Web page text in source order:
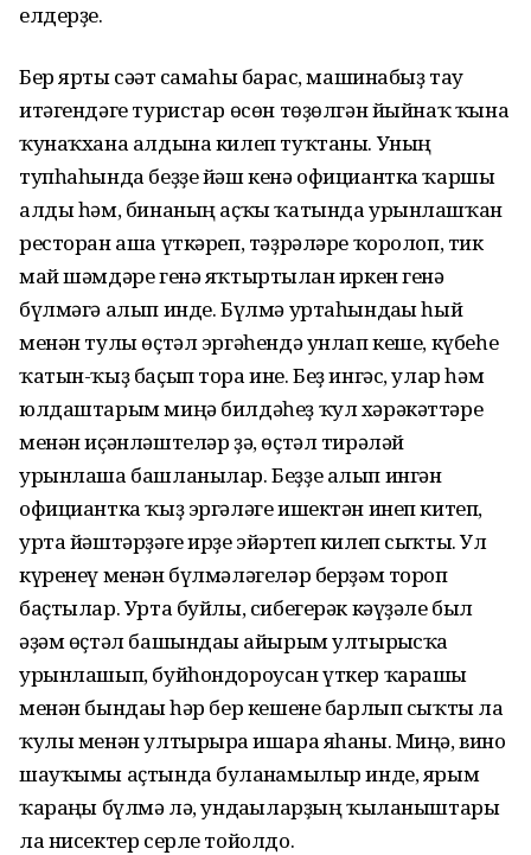
елдерҙе.
Бер ярты сәғәт самаһы барғас, машинабыҙ тау
итәгендәге туристар өсөн төҙөлгән йыйнаҡ ҡына
ҡунаҡхана алдына килеп туҡтаны. Уның
тупһаһында беҙҙе йәш кенә официантка ҡаршы
алды һәм, бинаның аҫҡы ҡатында урынлашҡан
ресторан аша үткәреп, тәҙрәләре ҡоролоп, тик
май шәмдәре генә яҡтыртылған иркен генә
бүлмәгә алып инде. Бүлмә уртаһындағы һый
менән тулы өҫтәл эргәһендә унлап кеше, күбеһе
ҡатын-ҡыҙ баҫып тора ине. Беҙ ингәс, улар һәм
юлдаштарым миңә билдәһеҙ ҡул хәрәкәттәре
менән иҫәнләштеләр ҙә, өҫтәл тирәләй
урынлаша башланылар. Беҙҙе алып ингән
официантка ҡыҙ эргәләге ишектән инеп китеп,
урта йәштәрҙәге ирҙе эйәртеп килеп сыҡты. Ул
күренеү менән бүлмәләгеләр берҙәм тороп
баҫтылар. Урта буйлы, сибегерәк кәүҙәле был
әҙәм өҫтәл башындағы айырым ултырғысҡа
урынлашып, буйһондороусан үткер ҡарашы
менән бындағы һәр бер кешене барлып сыҡты ла
ҡулы менән ултырырға ишара яһаны. Миңә, вино
шауҡымы аҫтында булғанғамылыр инде, ярым
ҡараңғы бүлмә лә, ундағыларҙың ҡыланыштары
ла нисектер серле тойолдо.